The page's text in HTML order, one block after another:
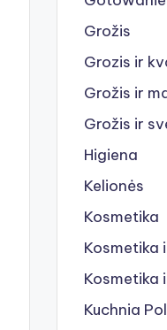
Grožis
Grozis ir
Grožis ir
Grožis ir
Higiena
Kelionės
Kosmetika
Kosmetika
Kosmetika
Kuchnia